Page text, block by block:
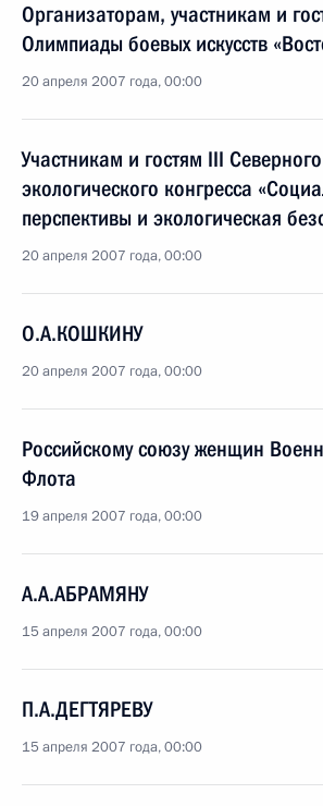
Организаторам, участникам и
Олимпиады боевых искусств
20 апреля 2007 года, 00:00
Участникам и гостям III
экологического конгресса
перспективы и экологическая
20 апреля 2007 года, 00:00
О.А.КОШКИНУ
20 апреля 2007 года, 00:00
Российскому союзу женщин
Флота
19 апреля 2007 года, 00:00
А.А.АБРАМЯНУ
15 апреля 2007 года, 00:00
П.А.ДЕГТЯРЕВУ
15 апреля 2007 года, 00:00